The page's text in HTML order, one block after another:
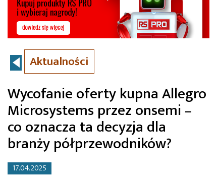
Aktualności
Wycofanie oferty kupna Allegro
Microsystems przez onsemi –
co oznacza ta decyzja dla
branży półprzewodników?
17.04.2025